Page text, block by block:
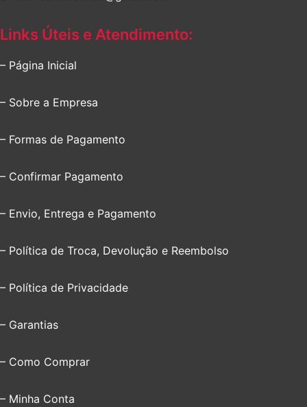
Links Úteis e Atendimento:
– Página Inicial
– Sobre a Empresa
– Formas de Pagamento
– Confirmar Pagamento
– Envio, Entrega e Pagamento
– Política de Troca, Devolução e Reembolso
– Política de Privacidade
– Garantias
– Como Comprar
– Minha Conta